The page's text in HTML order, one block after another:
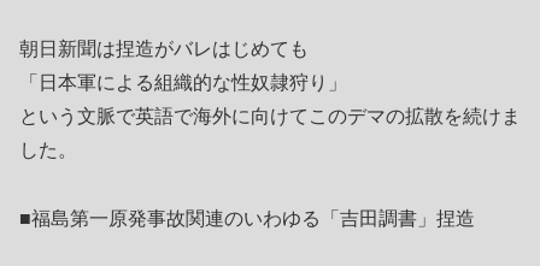
朝日新聞は捏造がバレはじめても
「日本軍による組織的な性奴隷狩り」
という文脈で英語で海外に向けてこのデマの拡散を続けま
した。
■福島第一原発事故関連のいわゆる「吉田調書」捏造